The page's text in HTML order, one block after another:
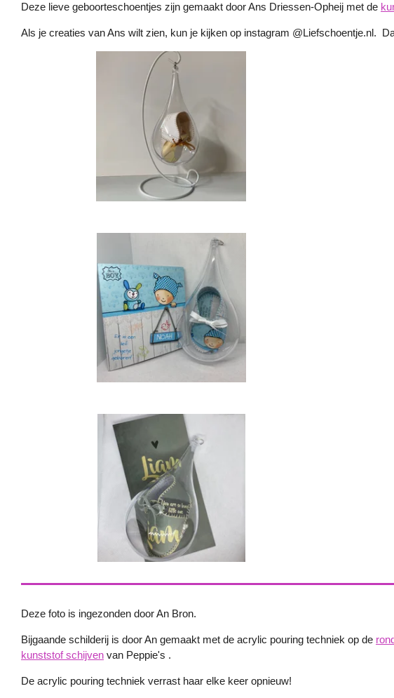
Deze lieve geboorteschoentjes zijn gemaakt door Ans Driessen-Opheij met de
Als je creaties van Ans wilt zien, kun je kijken op instagram @Liefschoentje.nl.
Deze foto is ingezonden door An Bron.
Bijgaande schilderij is door An gemaakt met de acrylic pouring techniek op de
kunststof schijven van Peppie's .
De acrylic pouring techniek verrast haar elke keer opnieuw!